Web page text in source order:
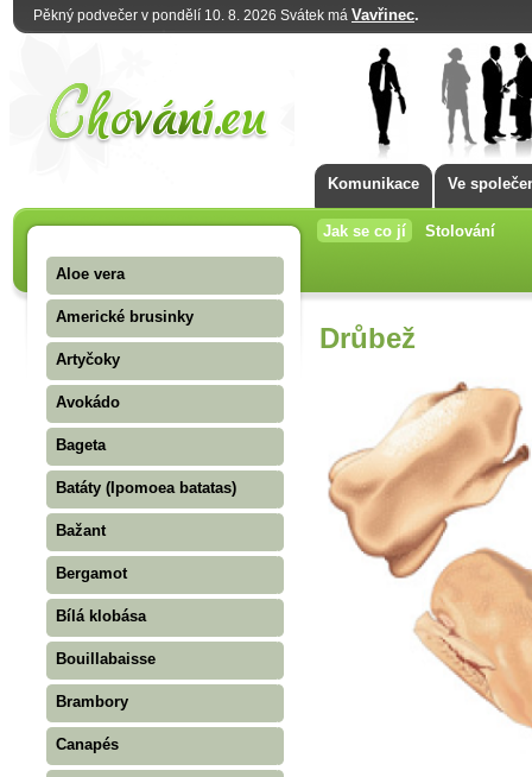
Pěkný podvečer v pondělí 10. 8. 2026 Svátek má Vavřinec.
Komunikace Ve
Jak se co jí Stolování
Aloe vera
Americké brusinky
Artyčoky
Avokádo
Bageta
Batáty (Ipomoea batatas)
Bažant
Bergamot
Bílá klobása
Bouillabaisse
Brambory
Canapés
Drůbež